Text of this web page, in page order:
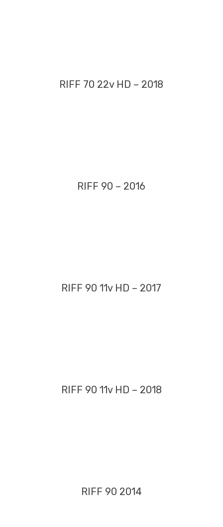
RIFF 70 22v HD – 2018
RIFF 90 – 2016
RIFF 90 11v HD – 2017
RIFF 90 11v HD – 2018
RIFF 90 2014